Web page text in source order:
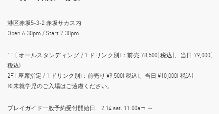
港区赤坂5-3-2 赤坂サカス内
Open 6:30pm / Start 7:30pm
1F ( オールスタンディング / 1 ドリンク別)：前売 ¥8,500( 税込)、当日 ¥9,000(
税込)
2F ( 座席指定 / 1 ドリンク別)：前売り ¥9,500( 税込)、当日 ¥10,000( 税込)
※未就学児のご入場はご遠慮ください。
プレイガイド一般予約受付開始日 2.14 sat. 11:00am ～